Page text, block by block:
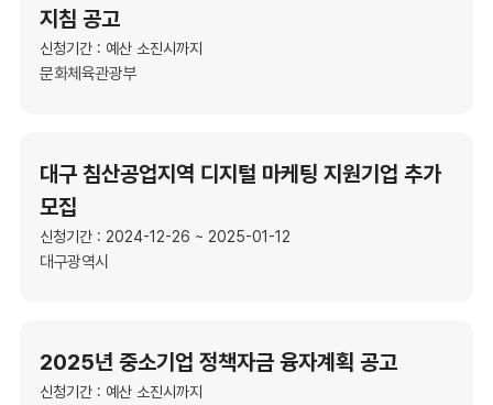
지침 공고
신청기간 : 예산 소진시까지
문화체육관광부
대구 침산공업지역 디지털 마케팅 지원기업 추가
모집
신청기간 : 2024-12-26 ~ 2025-01-12
대구광역시
2025년 중소기업 정책자금 융자계획 공고
신청기간 : 예산 소진시까지